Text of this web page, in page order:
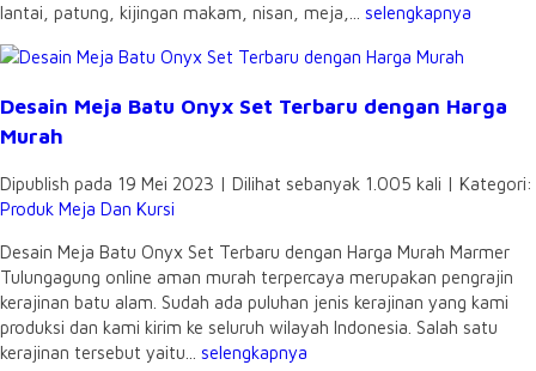
lantai, patung, kijingan makam, nisan, meja,... selengkapnya
Desain Meja Batu Onyx Set Terbaru dengan Harga
Murah
Dipublish pada 19 Mei 2023 | Dilihat sebanyak 1.005 kali | Kategori:
Produk Meja Dan Kursi
Desain Meja Batu Onyx Set Terbaru dengan Harga Murah Marmer
Tulungagung online aman murah terpercaya merupakan pengrajin
kerajinan batu alam. Sudah ada puluhan jenis kerajinan yang kami
produksi dan kami kirim ke seluruh wilayah Indonesia. Salah satu
kerajinan tersebut yaitu... selengkapnya